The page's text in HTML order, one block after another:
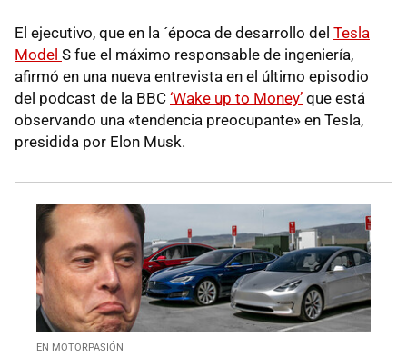
El ejecutivo, que en la ´época de desarrollo del Tesla
Model S fue el máximo responsable de ingeniería,
afirmó en una nueva entrevista en el último episodio
del podcast de la BBC ‘Wake up to Money’ que está
observando una «tendencia preocupante» en Tesla,
presidida por Elon Musk.
EN MOTORPASIÓN